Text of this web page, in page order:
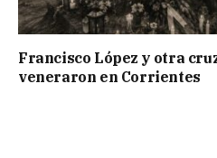
Francisco López y otra
veneraron en Corrientes